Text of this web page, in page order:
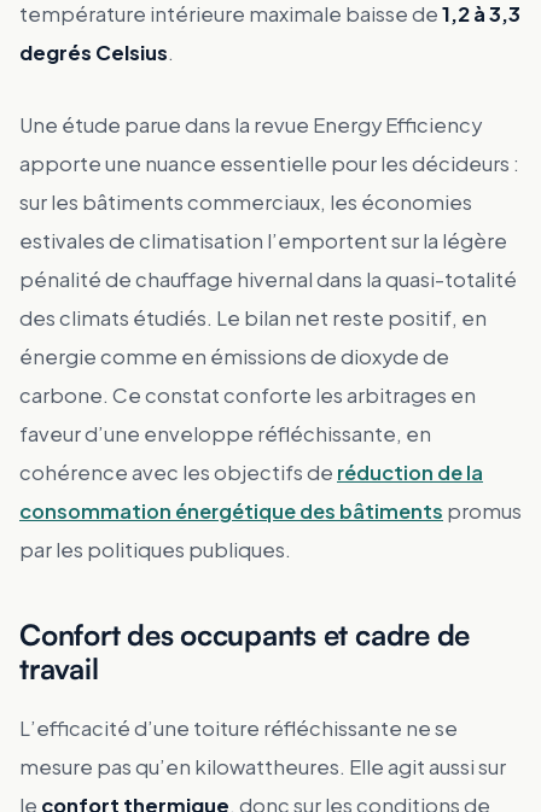
température intérieure maximale baisse de1,2 à 3,3
degrés Celsius.
Une étude parue dans la revue Energy Efficiency
apporte une nuance essentielle pour les décideurs :
sur les bâtiments commerciaux, les économies
estivales de climatisation l’emportent sur la légère
pénalité de chauffage hivernal dans la quasi-totalité
des climats étudiés. Le bilan net reste positif, en
énergie comme en émissions de dioxyde de
carbone. Ce constat conforte les arbitrages en
faveur d’une enveloppe réfléchissante, en
cohérence avec les objectifs de réduction de la
consommation énergétique des bâtiments promus
par les politiques publiques.
Confort des occupants et cadre de
travail
L’efficacité d’une toiture réfléchissante ne se
mesure pas qu’en kilowattheures. Elle agit aussi sur
le confort thermique, donc sur les conditions de